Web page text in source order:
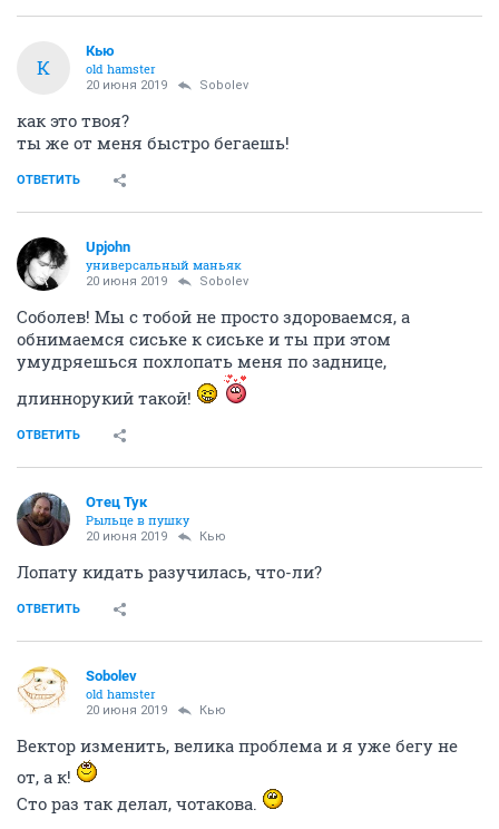
К
Кью
old hamster
20 июня 2019 Sobolev
как это твоя?
ты же от меня быстро бегаешь!
ОТВЕТИТЬ
Upjohn
универсальный маньяк
20 июня 2019 Sobolev
Соболев! Мы с тобой не просто здороваемся, а
обнимаемся сиське к сиське и ты при этом
умудряешься похлопать меня по заднице,
длиннорукий такой!
ОТВЕТИТЬ
Отец Тук
Рыльце в пушку
20 июня 2019 Кью
Лопату кидать разучилась, что-ли?
ОТВЕТИТЬ
Sobolev
old hamster
20 июня 2019 Кью
Вектор изменить, велика проблема и я уже бегу не
от, а к!
Сто раз так делал, чотакова.